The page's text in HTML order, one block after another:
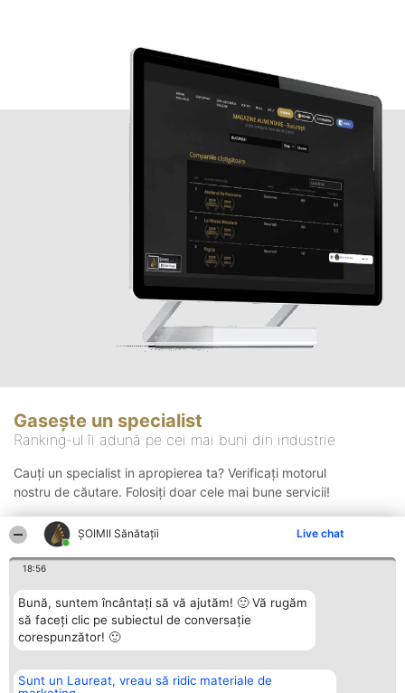
ŞOIMII Sănătații Live chat
18:56
Bună, suntem încântați să vă ajutăm! 🙂 Vă rugăm
să faceți clic pe subiectul de conversație
corespunzător! 🙂
Sunt un Laureat, vreau să ridic materiale de
Gasește un specialist
Ranking-ul îi adună pe cei mai buni din industrie
Cauți un specialist in apropierea ta? Verificați motorul
nostru de căutare. Folosiți doar cele mai bune servicii!
Organizator Ranking Plebiscyt Contact